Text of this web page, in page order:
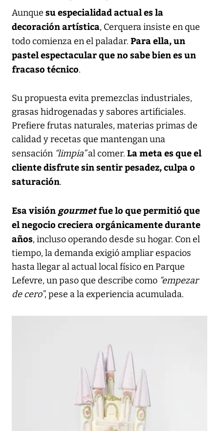
Aunque su especialidad actual es la
decoración artística, Cerquera insiste en que
todo comienza en el paladar. Para ella, un
pastel espectacular que no sabe bien es un
fracaso técnico.
Su propuesta evita premezclas industriales,
grasas hidrogenadas y sabores artificiales.
Prefiere frutas naturales, materias primas de
calidad y recetas que mantengan una
sensación “limpia”al comer. La meta es que el
cliente disfrute sin sentir pesadez, culpa o
saturación.
Esa visión gourmetfue lo que permitió que
el negocio creciera orgánicamente durante
años, incluso operando desde su hogar. Con el
tiempo, la demanda exigió ampliar espacios
hasta llegar al actual local físico en Parque
Lefevre, un paso que describe como “empezar
de cero”, pese a la experiencia acumulada.